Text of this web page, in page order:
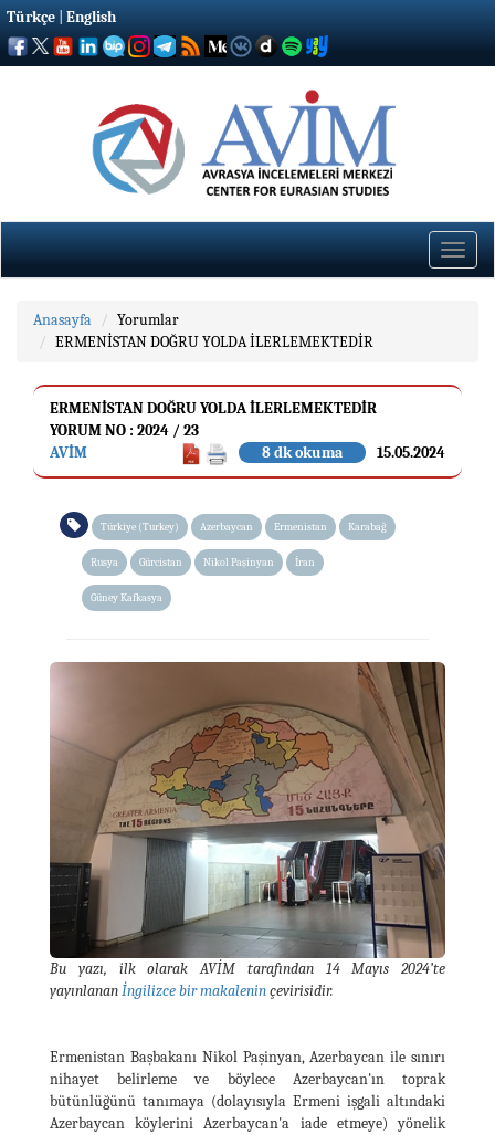
Türkçe English
Toggle
Anasayfa
Yorumlar
ERMENİSTAN DOĞRU YOLDA İLERLEMEKTEDİR
ERMENİSTAN DOĞRU YOLDA İLERLEMEKTEDİR
YORUM NO : 2024 / 23
AVİM
15.05.2024
8 dk okuma
Türkiye (Turkey) Azerbaycan Ermenistan Karabağ
Rusya Gürcistan Nikol Paşinyan İran
Güney Kafkasya
Bu yazı, ilk olarak AVİM tarafından 14 Mayıs 2024’te
yayınlananİngilizce bir makaleninçevirisidir.
Ermenistan Başbakanı Nikol Paşinyan, Azerbaycan ile sınırı
nihayet belirleme ve böylece Azerbaycan'ın toprak
bütünlüğünü tanımaya (dolayısıyla Ermeni işgali altındaki
Azerbaycan köylerini Azerbaycan'a iade etmeye) yönelik